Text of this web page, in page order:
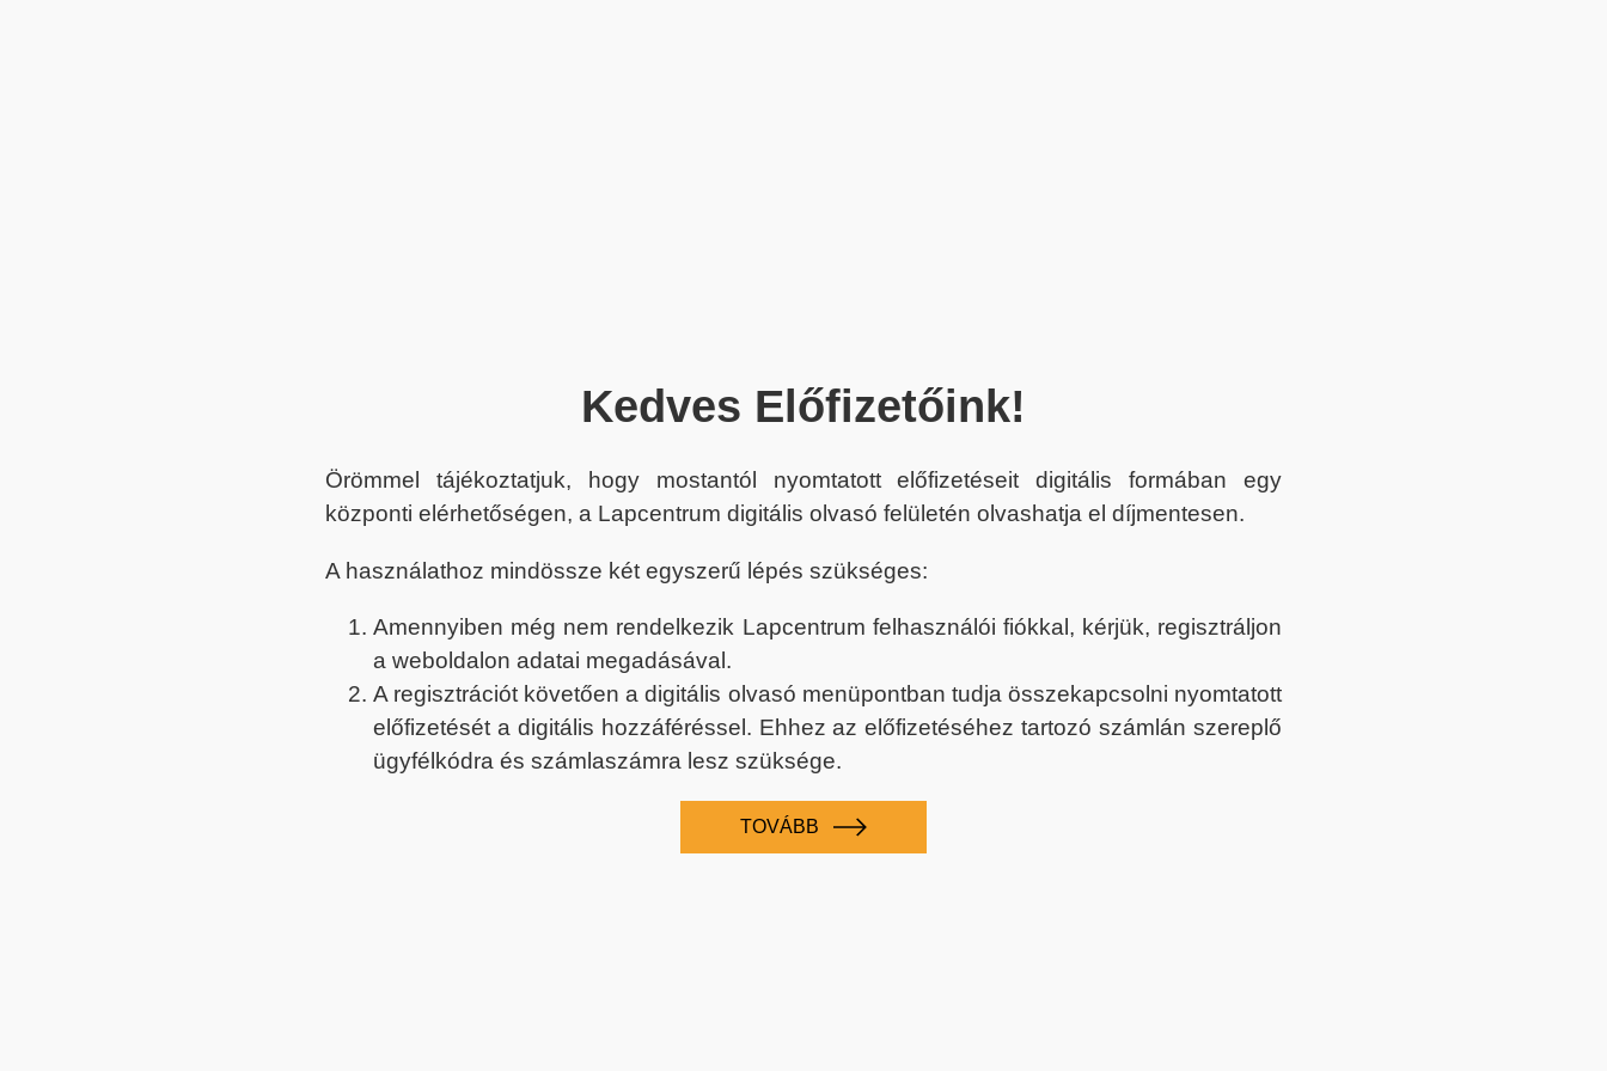
Kedves Előfizetőink!
Örömmel tájékoztatjuk, hogy mostantól nyomtatott előfizetéseit digitális formában egy
központi elérhetőségen, a Lapcentrum digitális olvasó felületén olvashatja el díjmentesen.
A használathoz mindössze két egyszerű lépés szükséges:
Amennyiben még nem rendelkezik Lapcentrum felhasználói fiókkal, kérjük, regisztráljon
a weboldalon adatai megadásával.
A regisztrációt követően a digitális olvasó menüpontban tudja összekapcsolni nyomtatott
előfizetését a digitális hozzáféréssel. Ehhez az előfizetéséhez tartozó számlán szereplő
ügyfélkódra és számlaszámra lesz szüksége.
TOVÁBB